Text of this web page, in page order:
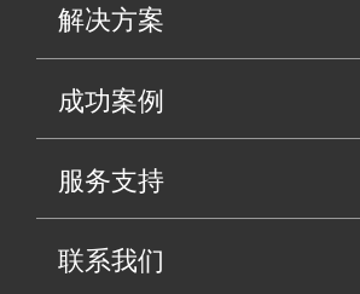
解决方案
成功案例
服务支持
联系我们